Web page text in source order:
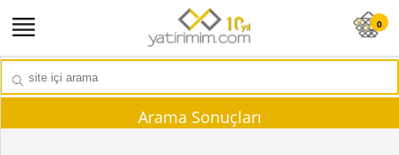
0
Arama Sonuçları